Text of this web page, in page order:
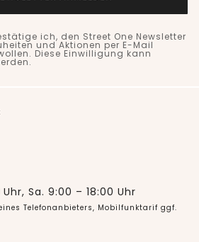
ich, den Street One Newsletter
und Aktionen per E-Mail
Diese Einwilligung kann
Sa. 9:00 – 18:00 Uhr
Telefonanbieters, Mobilfunktarif ggf.